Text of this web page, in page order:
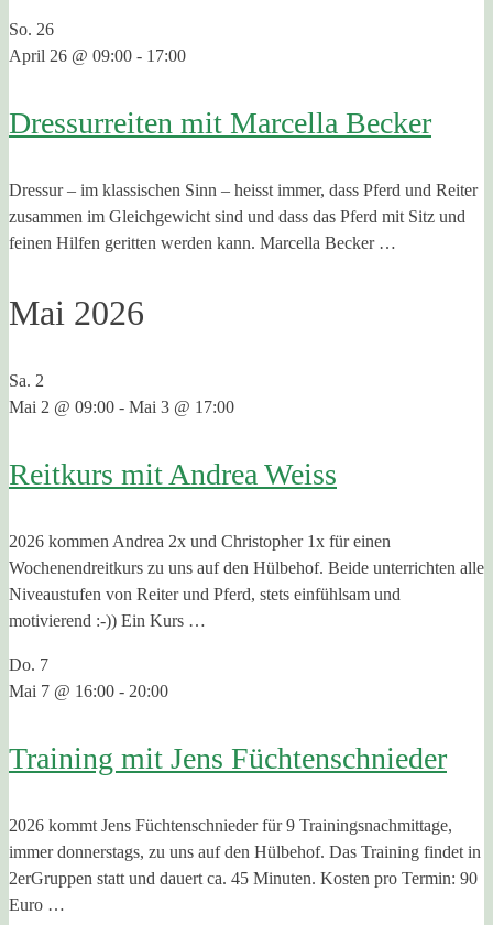
So. 26
April 26 @ 09:00 - 17:00
Dressurreiten mit Marcella Becker
Dressur – im klassischen Sinn – heisst immer, dass Pferd und Reiter
zusammen im Gleichgewicht sind und dass das Pferd mit Sitz und
feinen Hilfen geritten werden kann. Marcella Becker …
Mai 2026
Sa. 2
Mai 2 @ 09:00 - Mai 3 @ 17:00
Reitkurs mit Andrea Weiss
2026 kommen Andrea 2x und Christopher 1x für einen
Wochenendreitkurs zu uns auf den Hülbehof. Beide unterrichten alle
Niveaustufen von Reiter und Pferd, stets einfühlsam und
motivierend :-)) Ein Kurs …
Do. 7
Mai 7 @ 16:00 - 20:00
Training mit Jens Füchtenschnieder
2026 kommt Jens Füchtenschnieder für 9 Trainingsnachmittage,
immer donnerstags, zu uns auf den Hülbehof. Das Training findet in
2erGruppen statt und dauert ca. 45 Minuten. Kosten pro Termin: 90
Euro …